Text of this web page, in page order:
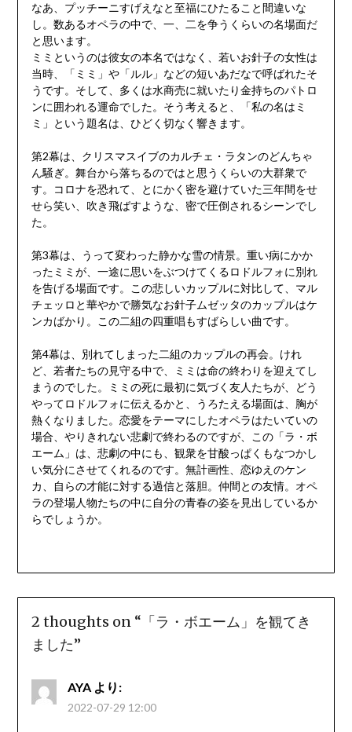
なあ、プッチーニすげえなと至福にひたること間違いな
し。数あるオペラの中で、一、二を争うくらいの名場面だ
と思います。
ミミというのは彼女の本名ではなく、若いお針子の女性は
当時、「ミミ」や「ルル」などの短いあだなで呼ばれたそ
うです。そして、多くは水商売に就いたり金持ちのパトロ
ンに囲われる運命でした。そう考えると、「私の名はミ
ミ」という題名は、ひどく切なく響きます。
第2幕は、クリスマスイブのカルチェ・ラタンのどんちゃ
ん騒ぎ。舞台から落ちるのではと思うくらいの大群衆で
す。コロナを恐れて、とにかく密を避けていた三年間をせ
せら笑い、吹き飛ばすような、密で圧倒されるシーンでし
た。
第3幕は、うって変わった静かな雪の情景。重い病にかか
ったミミが、一途に思いをぶつけてくるロドルフォに別れ
を告げる場面です。この悲しいカップルに対比して、マル
チェッロと華やかで勝気なお針子ムゼッタのカップルはケ
ンカばかり。この二組の四重唱もすばらしい曲です。
第4幕は、別れてしまった二組のカップルの再会。けれ
ど、若者たちの見守る中で、ミミは命の終わりを迎えてし
まうのでした。ミミの死に最初に気づく友人たちが、どう
やってロドルフォに伝えるかと、うろたえる場面は、胸が
熱くなりました。恋愛をテーマにしたオペラはたいていの
場合、やりきれない悲劇で終わるのですが、この「ラ・ボ
エーム」は、悲劇の中にも、観衆を甘酸っぱくもなつかし
い気分にさせてくれるのです。無計画性、恋ゆえのケン
カ、自らの才能に対する過信と落胆。仲間との友情。オペ
ラの登場人物たちの中に自分の青春の姿を見出しているか
らでしょうか。
2 thoughts on “ 「ラ・ボエーム」を観てき
ました”
AYA より:
2022-07-29 12:00